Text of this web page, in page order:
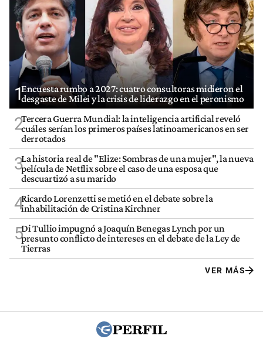
1Encuesta rumbo a 2027: cuatro consultoras midieron el
desgaste de Milei y la crisis de liderazgo en el peronismo
2Tercera Guerra Mundial: la inteligencia artificial reveló
cuáles serían los primeros países latinoamericanos en ser
derrotados
3La historia real de "Elize: Sombras de una mujer", la nueva
película de Netflix sobre el caso de una esposa que
descuartizó a su marido
4Ricardo Lorenzetti se metió en el debate sobre la
inhabilitación de Cristina Kirchner
5Di Tullio impugnó a Joaquín Benegas Lynch por un
presunto conflicto de intereses en el debate de la Ley de
Tierras
VER MÁS